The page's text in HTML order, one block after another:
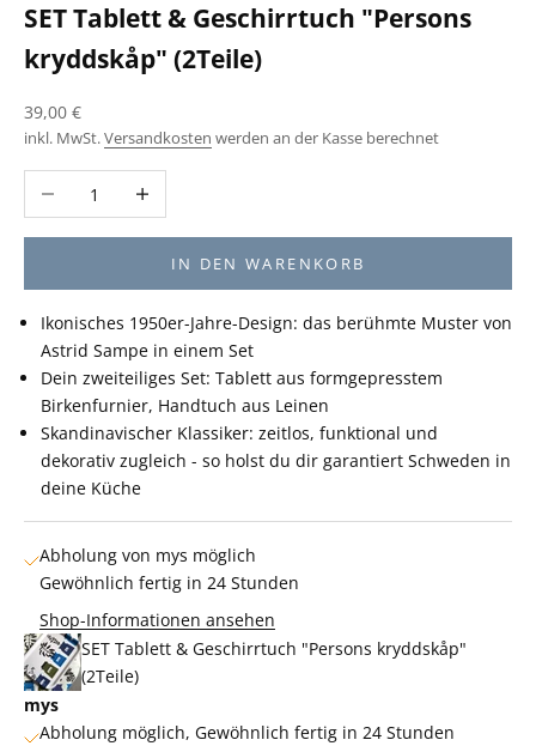
SET Tablett & Geschirrtuch "Persons
kryddskåp" (2Teile)
Angebot
39,00 €
inkl. MwSt.Versandkosten werden an der Kasse berechnet
Anzahl verringernAnzahl erhöhen
IN DEN WARENKORB
Ikonisches 1950er-Jahre-Design: das berühmte Muster von
Astrid Sampe in einem Set
Dein zweiteiliges Set: Tablett aus formgepresstem
Birkenfurnier, Handtuch aus Leinen
Skandinavischer Klassiker: zeitlos, funktional und
dekorativ zugleich - so holst du dir garantiert Schweden in
deine Küche
Abholung von mys möglich
Gewöhnlich fertig in 24 Stunden
Shop-Informationen ansehen
SET Tablett & Geschirrtuch "Persons kryddskåp"
(2Teile)
mys
Abholung möglich, Gewöhnlich fertig in 24 Stunden